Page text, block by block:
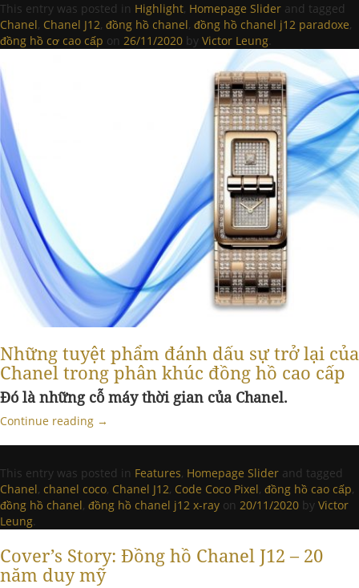
This entry was posted in Highlight, Homepage Slider and tagged
Chanel, Chanel J12, đồng hồ chanel, đồng hồ chanel j12 paradoxe,
đồng hồ cơ cao cấp on 26/11/2020 by Victor Leung.
Những tuyệt phẩm đánh dấu sự trở lại của
Chanel trong phân khúc đồng hồ cao cấp
Đó là những cỗ máy thời gian của Chanel.
Continue reading →
This entry was posted in Features, Homepage Slider and tagged
Chanel, chanel coco, Chanel J12, Code Coco Pixel, đồng hồ cao cấp,
đồng hồ chanel, đồng hồ chanel j12 x-ray on 20/11/2020 by Victor
Leung.
Cover’s Story: Đồng hồ Chanel J12 – 20
năm duy mỹ